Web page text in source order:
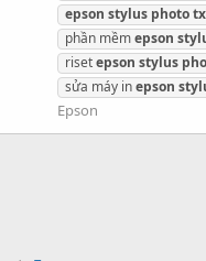
epson stylus photo
phần mềmepson
risetepson stylus
sửa máy inepson
Epson